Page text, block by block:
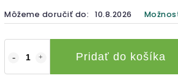
Môžeme doručiť do: 10.8.2026
Pridať do košíka